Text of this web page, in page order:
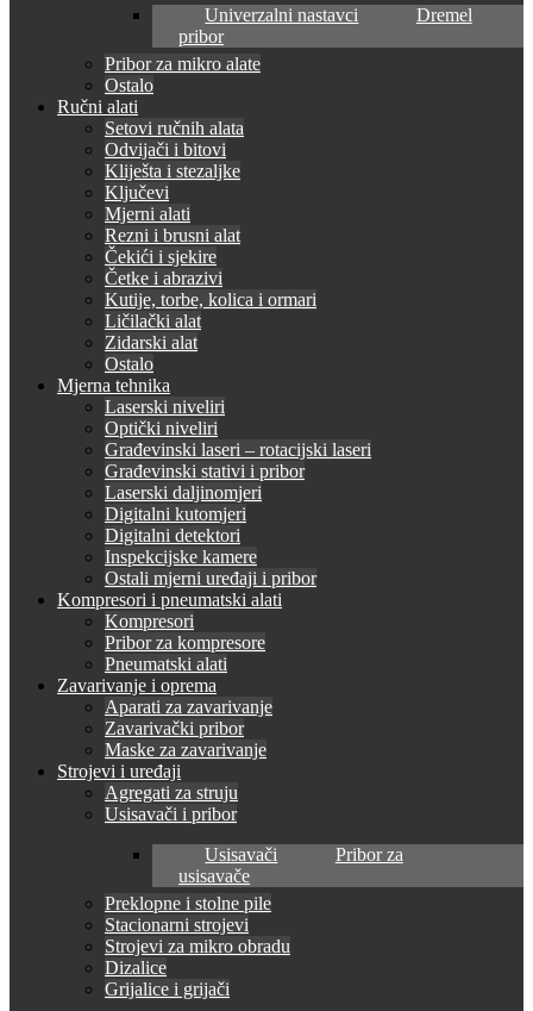
Univerzalni nastavci
Dremel
pribor
Pribor za mikro alate
Ostalo
Ručni alati
Setovi ručnih alata
Odvijači i bitovi
Kliješta i stezaljke
Ključevi
Mjerni alati
Rezni i brusni alat
Čekići i sjekire
Četke i abrazivi
Kutije, torbe, kolica i ormari
Ličilački alat
Zidarski alat
Ostalo
Mjerna tehnika
Laserski niveliri
Optički niveliri
Građevinski laseri – rotacijski laseri
Građevinski stativi i pribor
Laserski daljinomjeri
Digitalni kutomjeri
Digitalni detektori
Inspekcijske kamere
Ostali mjerni uređaji i pribor
Kompresori i pneumatski alati
Kompresori
Pribor za kompresore
Pneumatski alati
Zavarivanje i oprema
Aparati za zavarivanje
Zavarivački pribor
Maske za zavarivanje
Strojevi i uređaji
Agregati za struju
Usisavači i pribor
Usisavači
Pribor za
usisavače
Preklopne i stolne pile
Stacionarni strojevi
Strojevi za mikro obradu
Dizalice
Grijalice i grijači